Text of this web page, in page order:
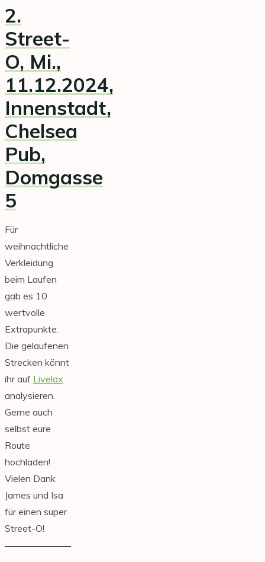
2.
Street-
O, Mi.,
11.12.2024,
Innenstadt,
Chelsea
Pub,
Domgasse
5
Für
weihnachtliche
Verkleidung
beim Laufen
gab es 10
wertvolle
Extrapunkte.
Die gelaufenen
Strecken könnt
ihr auf Livelox
analysieren.
Gerne auch
selbst eure
Route
hochladen!
Vielen Dank
James und Isa
für einen super
Street-O!